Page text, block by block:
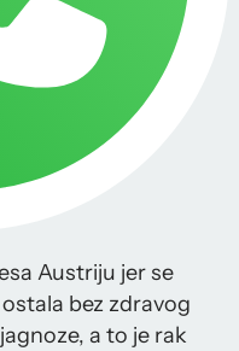
Austriju jer se
bez zdravog
a to je rak